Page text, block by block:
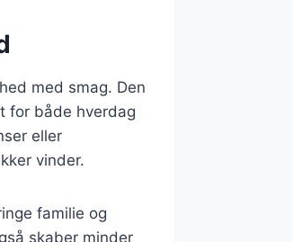
med smag. Den
for både hverdag
eller
vinder.
familie og
skaber minder